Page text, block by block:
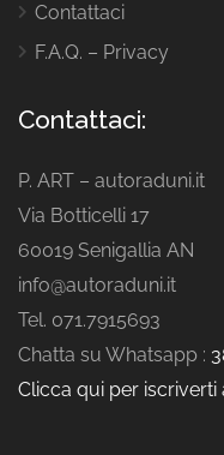
Contattaci
F.A.Q. – Privacy
Contattaci:
P. ART – autoraduni.it
Via Botticelli 17
60019 Senigallia AN
info@autoraduni.it
Tel. 071.7915693
Chatta su Whatsapp :
Clicca qui per